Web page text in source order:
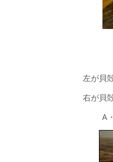
左が貝
右が貝
A